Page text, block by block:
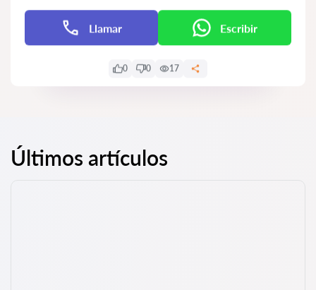
Llamar Escribir
0 0 17
Últimos artículos